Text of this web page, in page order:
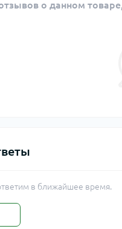
о данном
в ближайшее время.